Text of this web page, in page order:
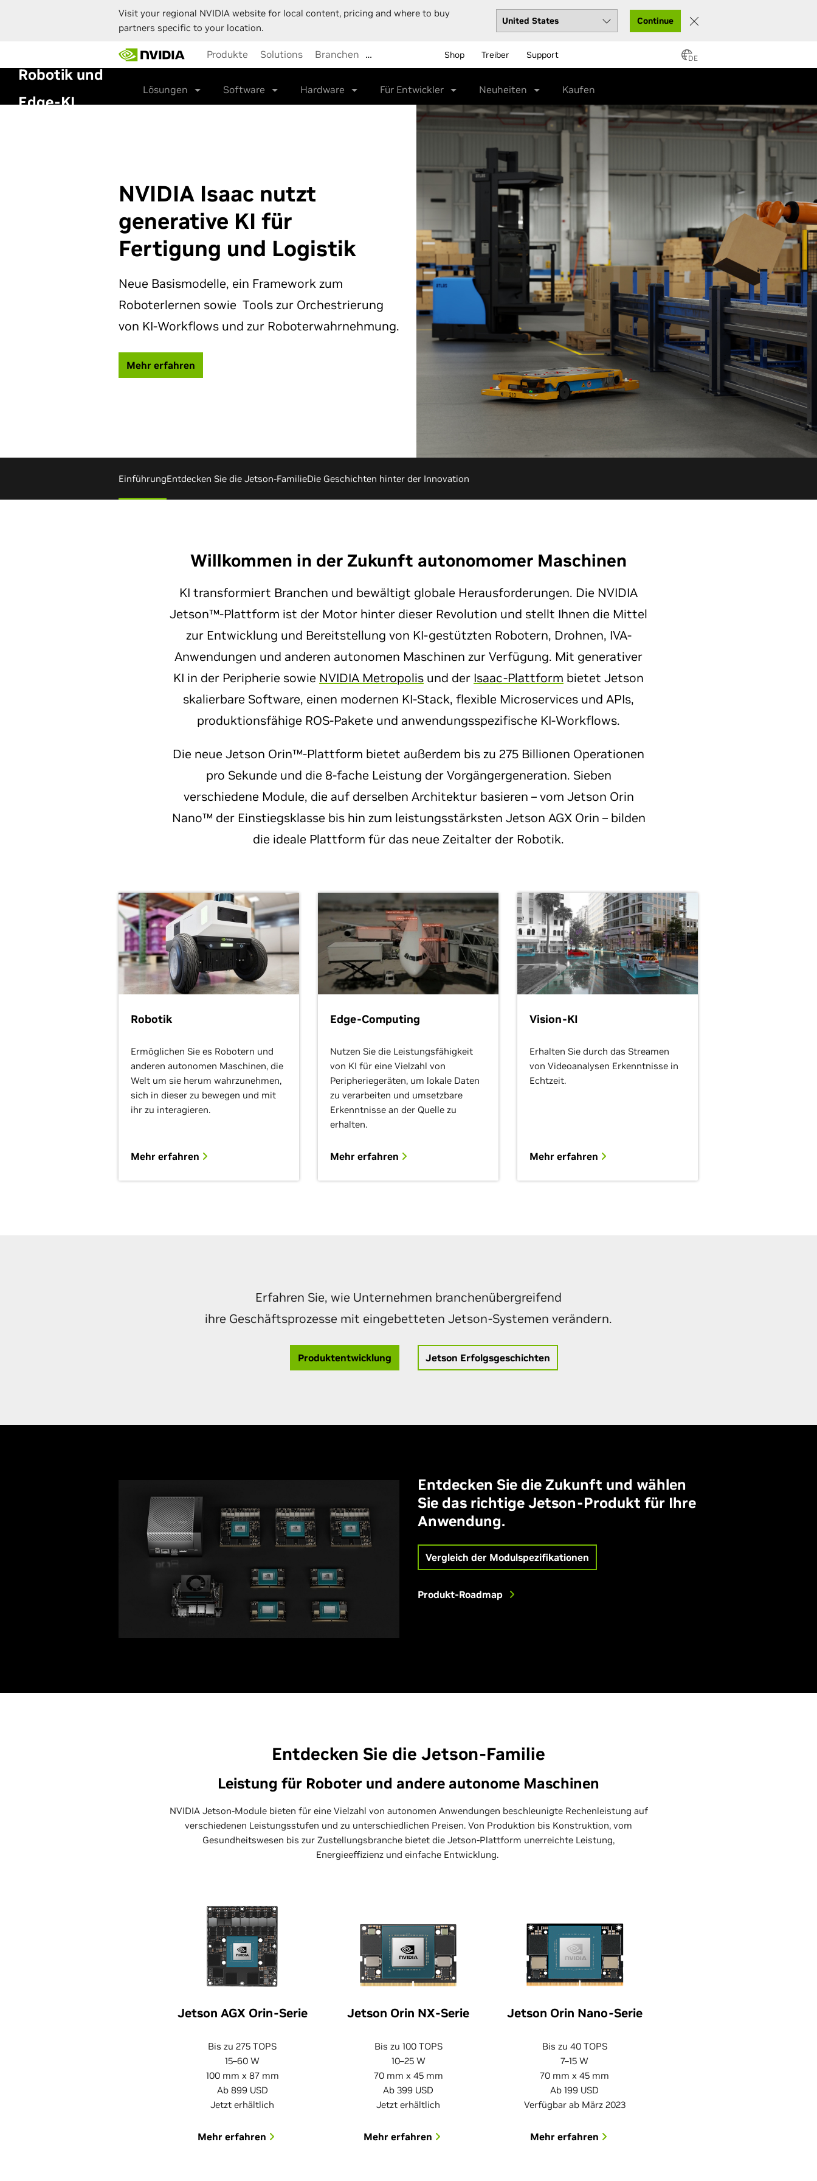
Visit your regional NVIDIA website for local content, pricing and where to buy
partners specific to your location.
Continue
main
content
Produkte Solutions Branchen … Shop Treiber Support DE
Robotik und
Edge-KI
Lösungen Software Hardware Für Entwickler Neuheiten Kaufen
NVIDIA Isaac nutzt
generative KI für
Fertigung und Logistik
Neue Basismodelle, ein Framework zum
Roboterlernen sowie Tools zur Orchestrierung
von KI-Workflows und zur Roboterwahrnehmung.
Mehr erfahren
EinführungEntdecken Sie die Jetson-FamilieDie Geschichten hinter der Innovation
Willkommen in der Zukunft autonomomer Maschinen
KI transformiert Branchen und bewältigt globale Herausforderungen. Die NVIDIA
Jetson™-Plattform ist der Motor hinter dieser Revolution und stellt Ihnen die Mittel
zur Entwicklung und Bereitstellung von KI-gestützten Robotern, Drohnen, IVA-
Anwendungen und anderen autonomen Maschinen zur Verfügung. Mit generativer
KI in der Peripherie sowie NVIDIA Metropolis und der Isaac-Plattform bietet Jetson
skalierbare Software, einen modernen KI-Stack, flexible Microservices und APIs,
produktionsfähige ROS-Pakete und anwendungsspezifische KI-Workflows.
Die neue Jetson Orin™-Plattform bietet außerdem bis zu 275 Billionen Operationen
pro Sekunde und die 8-fache Leistung der Vorgängergeneration. Sieben
verschiedene Module, die auf derselben Architektur basieren – vom Jetson Orin
Nano™ der Einstiegsklasse bis hin zum leistungsstärksten Jetson AGX Orin – bilden
die ideale Plattform für das neue Zeitalter der Robotik.
Robotik
Ermöglichen Sie es Robotern und
anderen autonomen Maschinen, die
Welt um sie herum wahrzunehmen,
sich in dieser zu bewegen und mit
ihr zu interagieren.
Mehr erfahren
Edge-Computing
Nutzen Sie die Leistungsfähigkeit
von KI für eine Vielzahl von
Peripheriegeräten, um lokale Daten
zu verarbeiten und umsetzbare
Erkenntnisse an der Quelle zu
erhalten.
Mehr erfahren
Vision-KI
Erhalten Sie durch das Streamen
von Videoanalysen Erkenntnisse in
Echtzeit.
Mehr erfahren
Erfahren Sie, wie Unternehmen branchenübergreifend
ihre Geschäftsprozesse mit eingebetteten Jetson-Systemen verändern.
Produktentwicklung Jetson Erfolgsgeschichten
Entdecken Sie die Zukunft und wählen
Sie das richtige Jetson-Produkt für Ihre
Anwendung.
Vergleich der Modulspezifikationen
Produkt-Roadmap
Entdecken Sie die Jetson-Familie
Leistung für Roboter und andere autonome Maschinen
NVIDIA Jetson-Module bieten für eine Vielzahl von autonomen Anwendungen beschleunigte Rechenleistung auf
verschiedenen Leistungsstufen und zu unterschiedlichen Preisen. Von Produktion bis Konstruktion, vom
Gesundheitswesen bis zur Zustellungsbranche bietet die Jetson-Plattform unerreichte Leistung,
Energieeffizienz und einfache Entwicklung.
Jetson AGX Orin-Serie
Bis zu 275 TOPS
15–60 W
100 mm x 87 mm
Ab 899 USD
Jetzt erhältlich
Mehr erfahren
Jetson Orin NX-Serie
Bis zu 100 TOPS
10–25 W
70 mm x 45 mm
Ab 399 USD
Jetzt erhältlich
Mehr erfahren
Jetson Orin Nano-Serie
Bis zu 40 TOPS
7–15 W
70 mm x 45 mm
Ab 199 USD
Verfügbar ab März 2023
Mehr erfahren